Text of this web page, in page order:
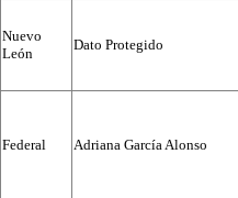
Nuevo
León
Dato Protegido
Federal Adriana García Alonso